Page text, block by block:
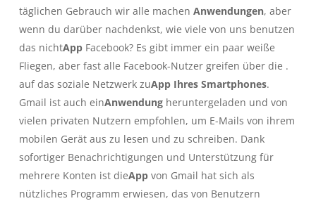
täglichen Gebrauch wir alle machen Anwendungen, aber
wenn du darüber nachdenkst, wie viele von uns benutzen
das nichtAppFacebook? Es gibt immer ein paar weiße
Fliegen, aber fast alle Facebook-Nutzer greifen über die .
auf das soziale Netzwerk zuApp Ihres Smartphones.
Gmail ist auch einAnwendungheruntergeladen und von
vielen privaten Nutzern empfohlen, um E-Mails von ihrem
mobilen Gerät aus zu lesen und zu schreiben. Dank
sofortiger Benachrichtigungen und Unterstützung für
mehrere Konten ist dieAppvon Gmail hat sich als
nützliches Programm erwiesen, das von Benutzern